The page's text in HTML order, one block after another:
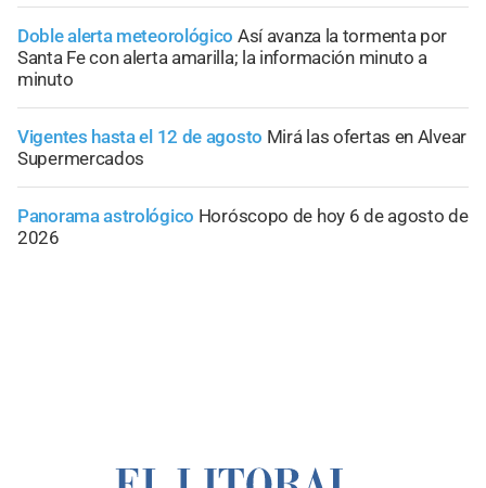
Doble alerta meteorológico Así avanza la tormenta por
Santa Fe con alerta amarilla; la información minuto a
minuto
Vigentes hasta el 12 de agosto Mirá las ofertas en Alvear
Supermercados
Panorama astrológico Horóscopo de hoy 6 de agosto de
2026